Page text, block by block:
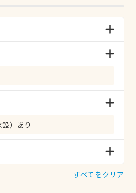
）あり
すべてをクリア